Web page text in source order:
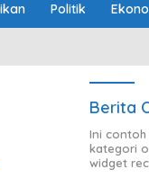
Politik
Berita
Ini
kategori
widget